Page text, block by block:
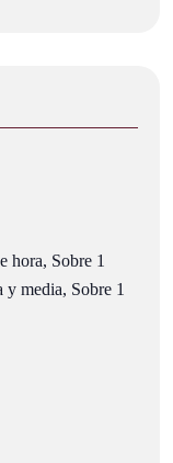
hora, Sobre 1
y media, Sobre 1